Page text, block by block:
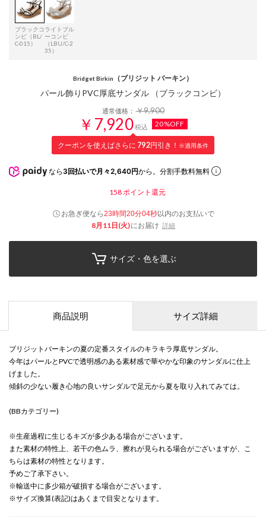
ブラックコ
ンビ（BL/
C-015）
ライトブル
ーコンビ
（LBU/C-2
35）
Bridget Birkin （ブリジット バーキン）
パール飾りPVC厚底サンダル （ブラックコンビ）
通常価格：￥9,900
￥7,920税込 20%OFF
クーポンを使えばさらに 792円引き！ ※適用条件
なら 3回払いで月々2,640円から。分割手数料無料
158 ポイント還元
お急ぎ便なら23時間20分03秒以内のお支払いで
8月11日(火)にお届け 詳細
サイズ・色を選ぶ
商品説明 サイズ詳細
ブリジットバーキンの夏の定番スタイルのキラキラ厚底サンダル。
今年はパールとPVCで透明感のある素材感で華やかな印象のサンダルに仕上
げました。
傾斜の少ない履き心地の良いサンダルで足元から夏を取り入れてみては。
(BBカテゴリー)
※生産過程に生じるキズが多少ある場合がございます。
また素材の特性上、若干の色ムラ、擦れが見られる場合がございますが、こ
ちらは素材の特性となります。
予めご了承下さい。
※輸送中に多少箱が破損する場合がございます。
※サイズ換算(表記)はあくまで目安となります。